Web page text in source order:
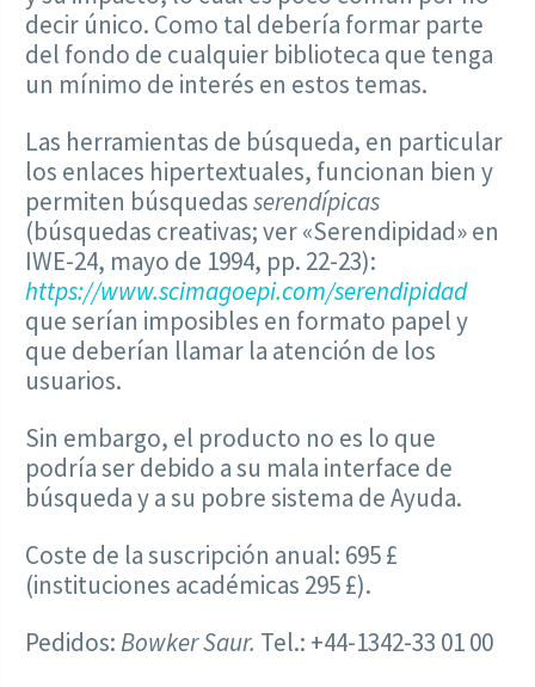
decir único. Como tal debería formar parte
del fondo de cualquier biblioteca que tenga
un mínimo de interés en estos temas.
Las herramientas de búsqueda, en particular
los enlaces hipertextuales, funcionan bien y
permiten búsquedasserendípicas
(búsquedas creativas; ver «Serendipidad» en
IWE-24, mayo de 1994, pp. 22-23):
https://www.scimagoepi.com/serendipidad
que serían imposibles en formato papel y
que deberían llamar la atención de los
usuarios.
Sin embargo, el producto no es lo que
podría ser debido a su mala interface de
búsqueda y a su pobre sistema de Ayuda.
Coste de la suscripción anual: 695 £
(instituciones académicas 295 £).
Pedidos:Bowker Saur. Tel.: +44-1342-33 01 00